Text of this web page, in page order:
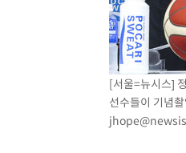
극한폭염 한풀 꺾
축구협회 "압수수색·
[속보]'압수수색·성접
'최고 37도' 폭염 지
[속보]뉴욕증시 상승
[서울=뉴시스]
선수들이 기념